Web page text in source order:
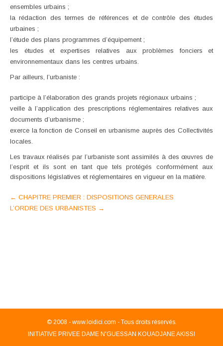
ensembles urbains ;
la rédaction des termes de références et de contrôle des études
urbaines ;
l’étude des plans programmes d’équipement ;
les études et expertises relatives aux problèmes fonciers et
environnementaux dans les centres urbains.
Par ailleurs, l’urbaniste :
participe à l’élaboration des grands projets régionaux urbains ;
veille à l’application des prescriptions réglementaires relatives aux
documents d’urbanisme ;
exerce la fonction de Conseil en urbanisme auprès des Collectivités
locales.
Les travaux réalisés par l’urbaniste sont assimilés à des œuvres de
l’esprit et ils sont en tant que tels protégés conformément aux
dispositions législatives et réglementaires en vigueur en la matière.
Post
navigation
← CHAPITRE PREMIER : DISPOSITIONS GENERALES
L’ORDRE DES URBANISTES →
© 2008 - www.loidici.com - Tous droits réservés.
INITIATIVE PRIVEE DAME N'GUESSAN KOUADJANE AKISSI